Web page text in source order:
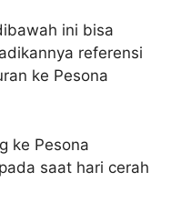
ini bisa
referensi
ke Pesona
ke Pesona
saat hari cerah